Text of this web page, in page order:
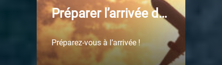
Préparer l’arrivée de
Médor
Préparez-vous à l’arrivée !